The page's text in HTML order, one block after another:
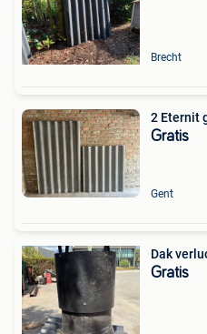
Brecht
2 Eternit
Gratis
Gent
Dak
Gratis